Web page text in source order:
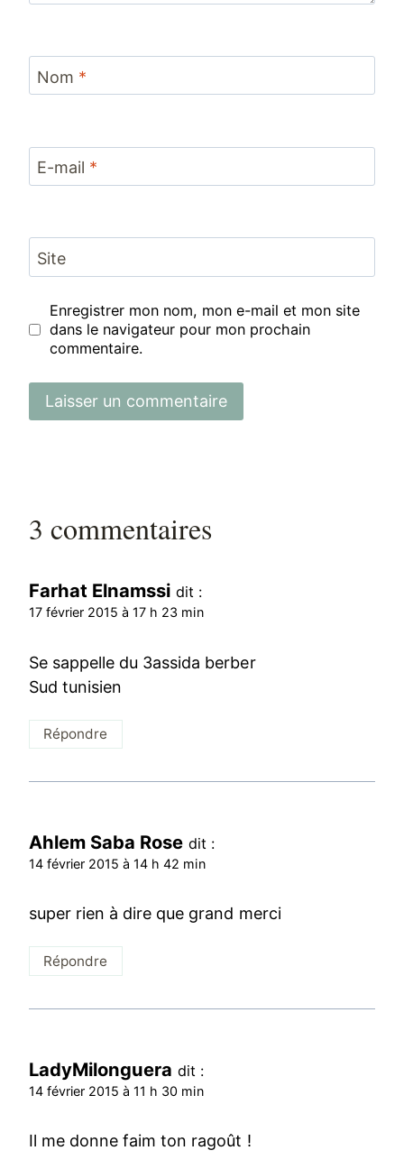
Nom *
E-mail *
Site
Enregistrer mon nom, mon e-mail et mon site
dans le navigateur pour mon prochain
commentaire.
3 commentaires
Farhat Elnamssi dit :
17 février 2015 à 17 h 23 min
Se sappelle du 3assida berber
Sud tunisien
Répondre
Ahlem Saba Rose dit :
14 février 2015 à 14 h 42 min
super rien à dire que grand merci
Répondre
LadyMilonguera dit :
14 février 2015 à 11 h 30 min
Il me donne faim ton ragoût !